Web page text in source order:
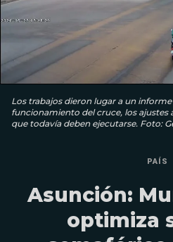
Los trabajos dieron lugar a un
funcionamiento del cruce, los ajustes
que todavía deben ejecutarse. Foto:
PAÍS
Asunción:
optimiza